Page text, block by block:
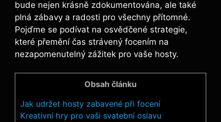
bude‌ nejen krásně zdokumentována, ale ​také‍
plná zábavy a‌ radosti pro všechny přítomné.
Pojďme se podívat​ na osvědčené strategie,
které přemění čas strávený focením na
nezapomenutelný zážitek pro vaše hosty.
Obsah článku
Jak udržet hosty zabavené⁤ při focení
Kreativní hry pro‌ vaši svatební oslavu